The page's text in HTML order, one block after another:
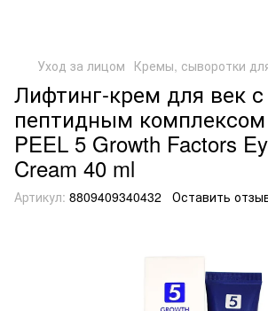
Уход за лицом Кремы, сыворотки
Лифтинг-крем для век с
пептидным комплексом
PEEL 5 Growth Factors
Cream 40 ml
Артикул: 8809409340432 Оставить